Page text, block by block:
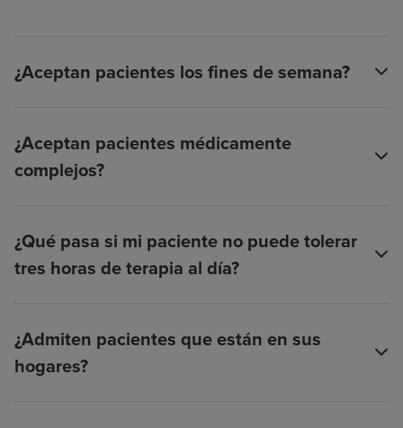
¿Aceptan pacientes los fines de semana?
¿Aceptan pacientes médicamente
complejos?
¿Qué pasa si mi paciente no puede tolerar
tres horas de terapia al día?
¿Admiten pacientes que están en sus
hogares?